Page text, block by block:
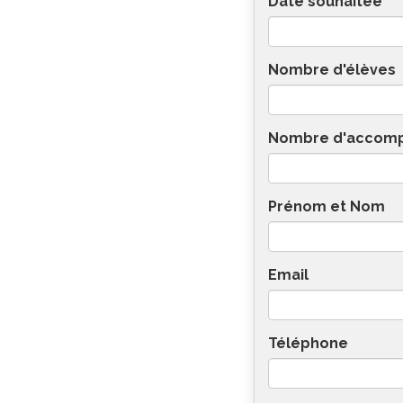
Nombre d'élèves
Nombre
Prénom et Nom
Email
Téléphone